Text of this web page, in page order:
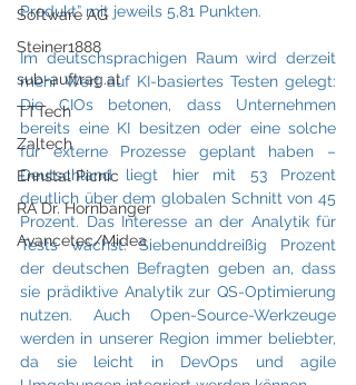
Software AG
Steiner1888
sub-auftrag.at
TTTech
Zaltech
Ennstal Picnic
RA Dr. Hornbanger
Avancetec/Midea
Produkt” mit jeweils 5,81 Punkten.
Im deutschsprachigen Raum wird derzeit
mehr Wert auf KI-basiertes Testen gelegt:
Die CIOs betonen, dass Unternehmen
bereits eine KI besitzen oder eine solche
für externe Prozesse geplant haben –
Deutschland liegt hier mit 53 Prozent
deutlich über dem globalen Schnitt von 45
Prozent. Das Interesse an der Analytik für
Tests wächst: Siebenunddreißig Prozent
der deutschen Befragten geben an, dass
sie prädiktive Analytik zur QS-Optimierung
nutzen. Auch Open-Source-Werkzeuge
werden in unserer Region immer beliebter,
da sie leicht in DevOps und agile